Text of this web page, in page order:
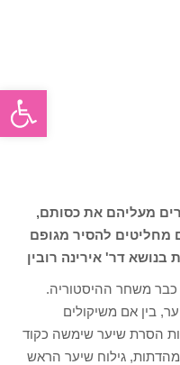
מעליהם את כסותם,
מחליטים להסיר מגופם
בנושא דר' אירינה רובין
כבר משחר ההיסטוריה.
בין אם משיקולים
הסרת שיער שימשה כקוד
גילוח שיער הראש
פתח